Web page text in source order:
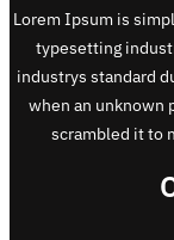
Lorem Ipsum is
typesetting
industrys standard
when an unknown
scrambled it to